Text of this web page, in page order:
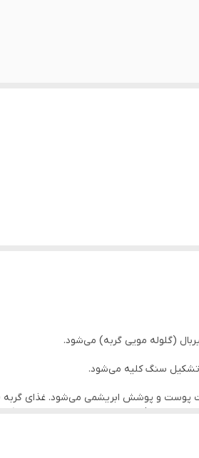
سیستم گوارش
(گلوله مویی گربه) می‌شود.